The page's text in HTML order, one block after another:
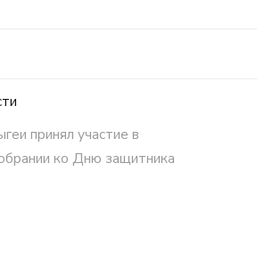
принял участие в
ко Дню защитника